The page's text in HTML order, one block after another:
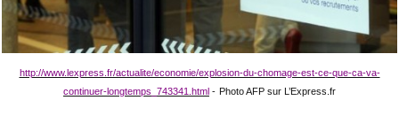
http://www.lexpress.fr/actualite/economie/explosion-du-chomage-est-ce-que-ca-va-
continuer-longtemps_743341.html - Photo AFP sur L’Express.fr